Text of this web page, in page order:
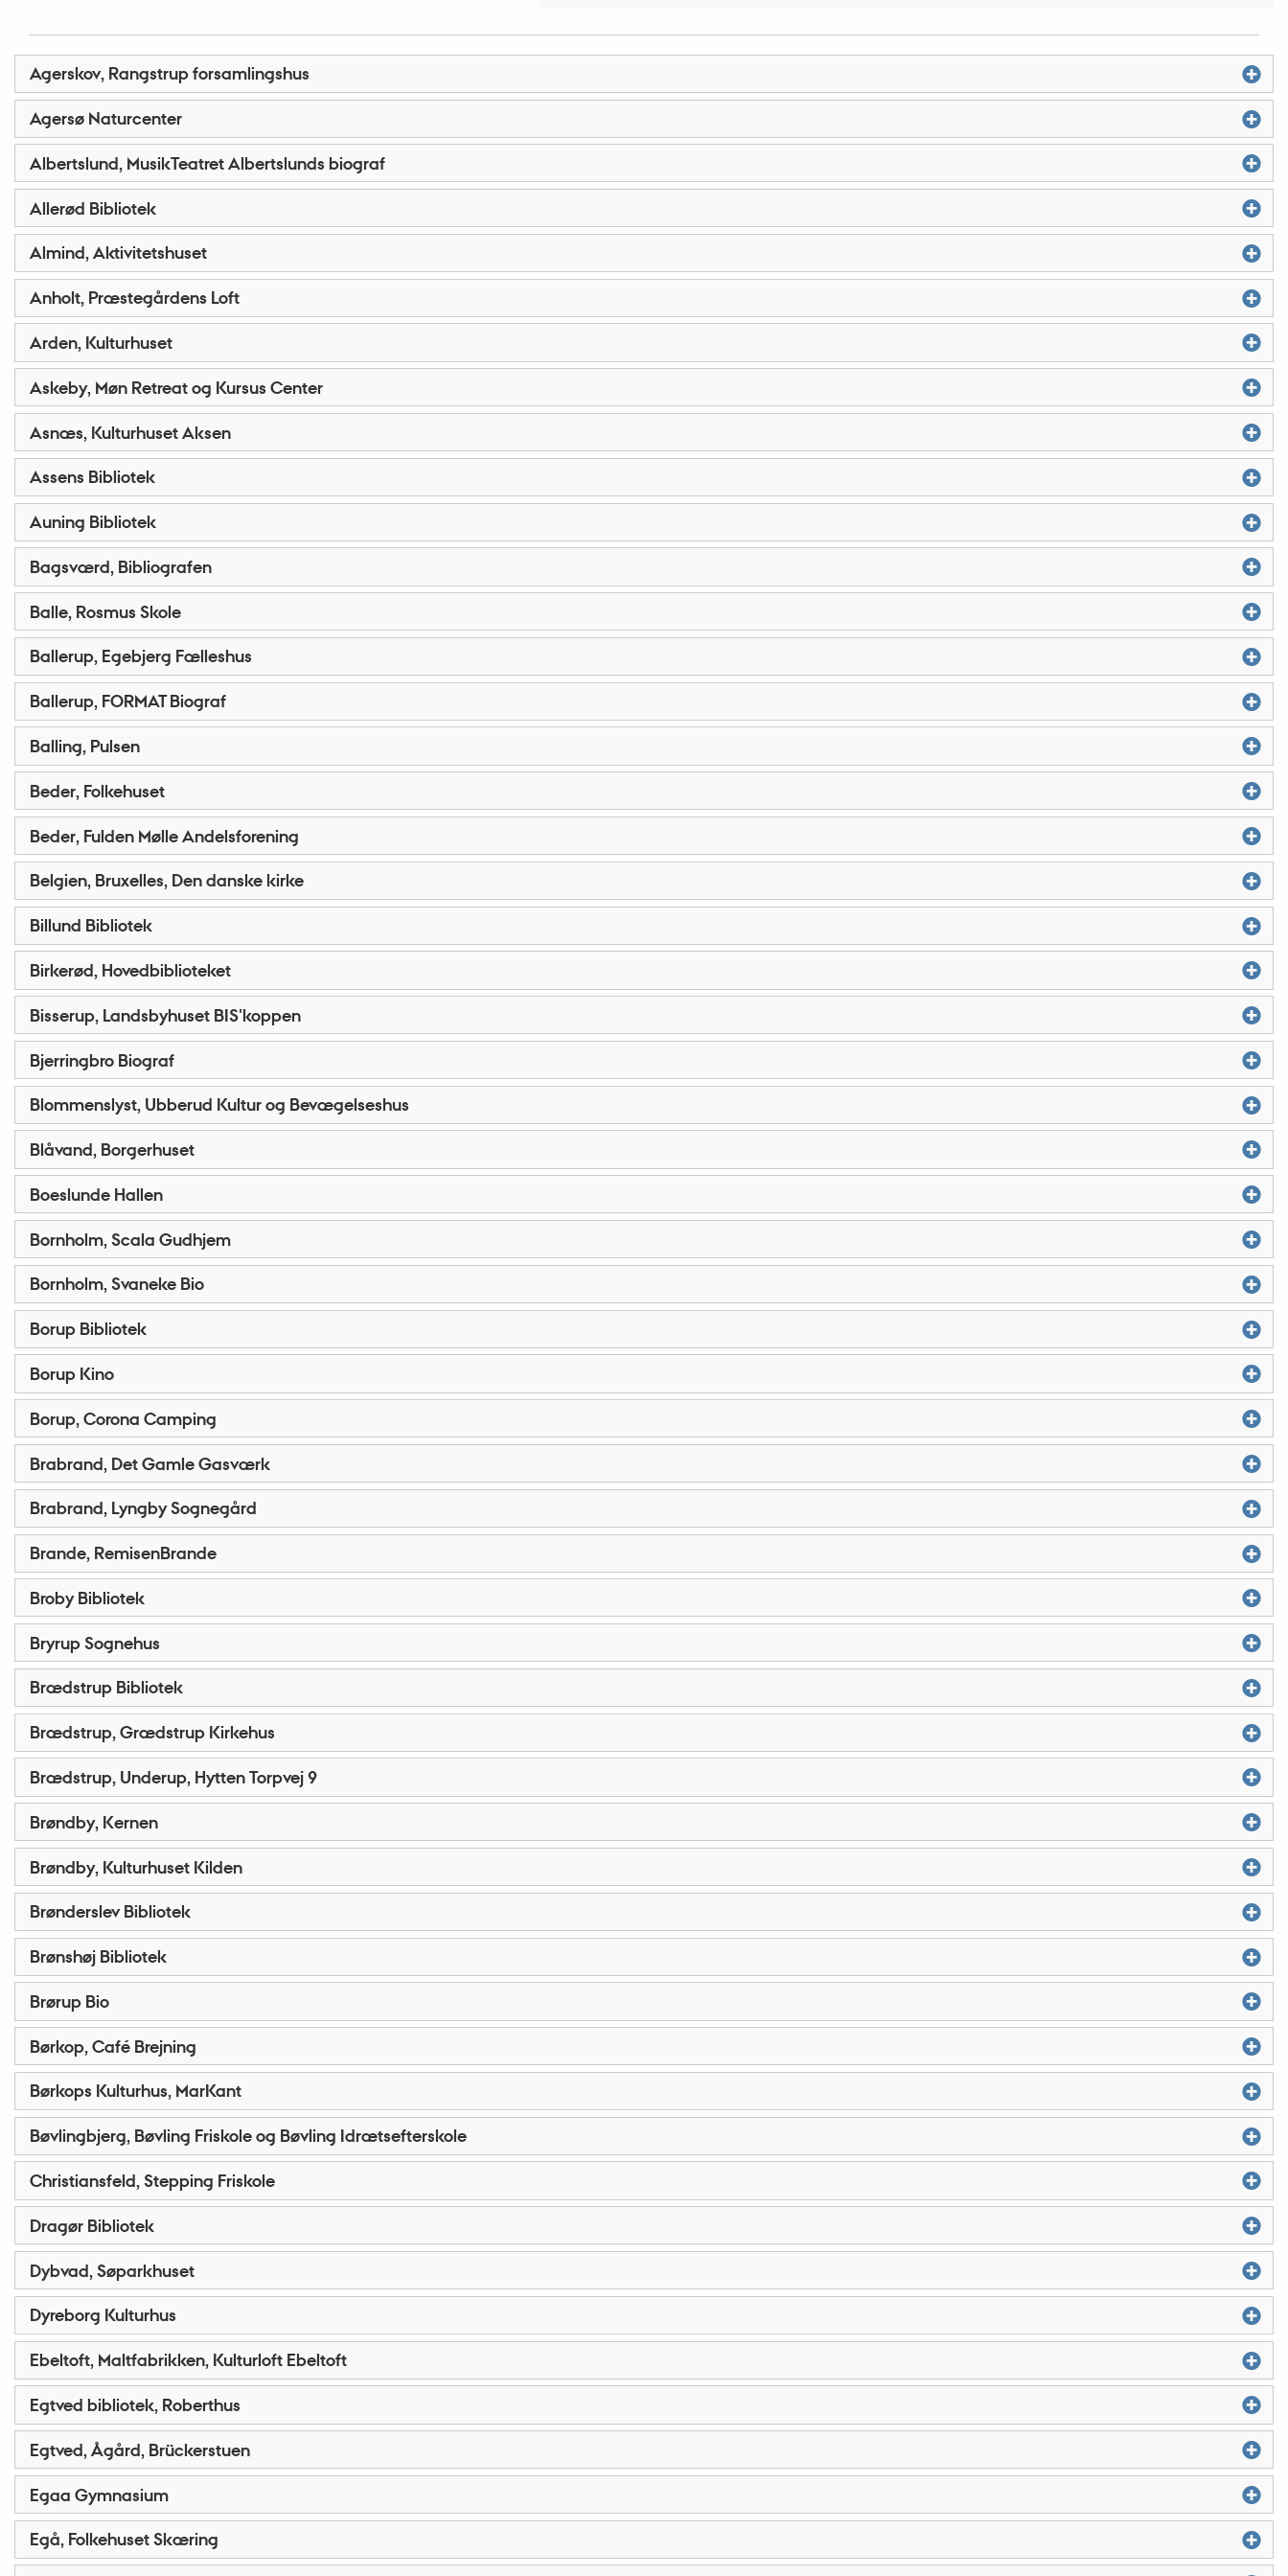
Agerskov, Rangstrup forsamlingshus
Agersø Naturcenter
Albertslund, MusikTeatret Albertslunds biograf
Allerød Bibliotek
Almind, Aktivitetshuset
Anholt, Præstegårdens Loft
Arden, Kulturhuset
Askeby, Møn Retreat og Kursus Center
Asnæs, Kulturhuset Aksen
Assens Bibliotek
Auning Bibliotek
Bagsværd, Bibliografen
Balle, Rosmus Skole
Ballerup, Egebjerg Fælleshus
Ballerup, FORMAT Biograf
Balling, Pulsen
Beder, Folkehuset
Beder, Fulden Mølle Andelsforening
Belgien, Bruxelles, Den danske kirke
Billund Bibliotek
Birkerød, Hovedbiblioteket
Bisserup, Landsbyhuset BIS'koppen
Bjerringbro Biograf
Blommenslyst, Ubberud Kultur og Bevægelseshus
Blåvand, Borgerhuset
Boeslunde Hallen
Bornholm, Scala Gudhjem
Bornholm, Svaneke Bio
Borup Bibliotek
Borup Kino
Borup, Corona Camping
Brabrand, Det Gamle Gasværk
Brabrand, Lyngby Sognegård
Brande, RemisenBrande
Broby Bibliotek
Bryrup Sognehus
Brædstrup Bibliotek
Brædstrup, Grædstrup Kirkehus
Brædstrup, Underup, Hytten Torpvej 9
Brøndby, Kernen
Brøndby, Kulturhuset Kilden
Brønderslev Bibliotek
Brønshøj Bibliotek
Brørup Bio
Børkop, Café Brejning
Børkops Kulturhus, MarKant
Bøvlingbjerg, Bøvling Friskole og Bøvling Idrætsefterskole
Christiansfeld, Stepping Friskole
Dragør Bibliotek
Dybvad, Søparkhuset
Dyreborg Kulturhus
Ebeltoft, Maltfabrikken, Kulturloft Ebeltoft
Egtved bibliotek, Roberthus
Egtved, Ågård, Brückerstuen
Egaa Gymnasium
Egå, Folkehuset Skæring